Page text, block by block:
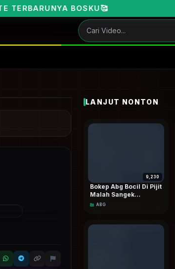
LANJUT NONTON
9,230
Bokep Abg Bocil Di Pijit
Malah Sangek
Berakhir Di Entot Kang
ABG